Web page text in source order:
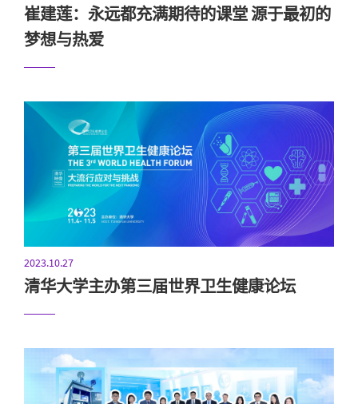
崔建莲：永远都充满期待的课堂 源于最初的
梦想与热爱
2023.10.27
清华大学主办第三届世界卫生健康论坛